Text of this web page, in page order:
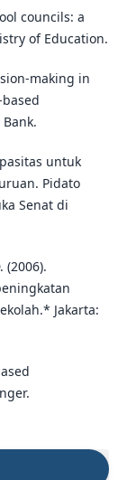
councils: a
of Education.
making in
untuk
Pidato
Senat di
(2006).
Jakarta: